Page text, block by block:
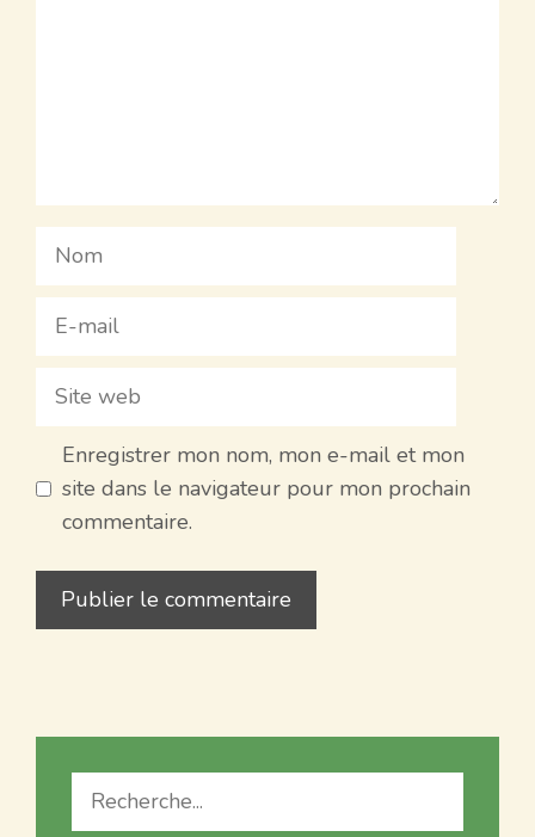
Nom
E-
Site
Enregistrer mon nom, mon e-mail et mon
site dans le navigateur pour mon prochain
commentaire.
Recherche